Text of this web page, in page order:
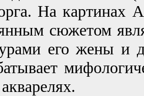
На картинах
сюжетом
его жены и